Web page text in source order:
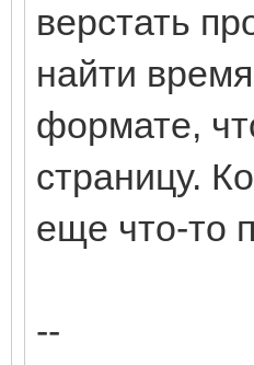
верстать
найти
формате,
страницу.
еще что-то
--